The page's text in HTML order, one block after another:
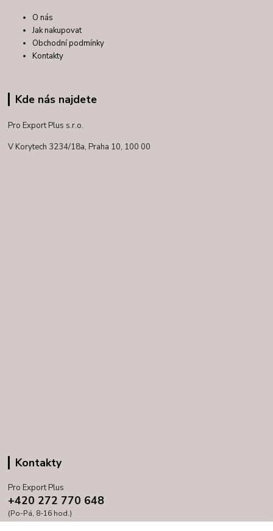
O nás
Jak nakupovat
Obchodní podmínky
Kontakty
Kde nás najdete
Pro Export Plus s.r.o.
V Korytech 3234/18a, Praha 10, 100 00
Kontakty
Pro Export Plus
+420 272 770 648
(Po-Pá, 8-16 hod.)